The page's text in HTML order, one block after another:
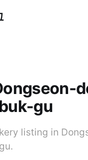
gu
listing in